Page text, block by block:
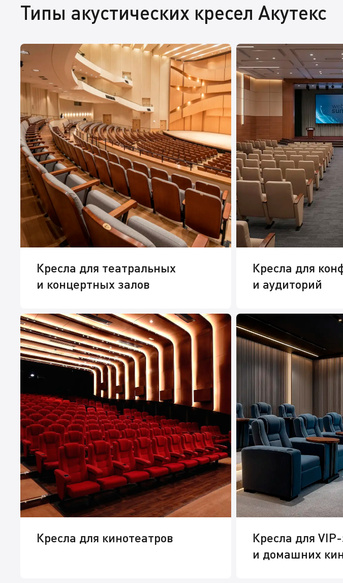
Типы акустических кресел Акутекс
Кресла для театральных
и концертных залов
Кресла для
и аудиторий
Кресла для кинотеатров
Кресла для
и домашних